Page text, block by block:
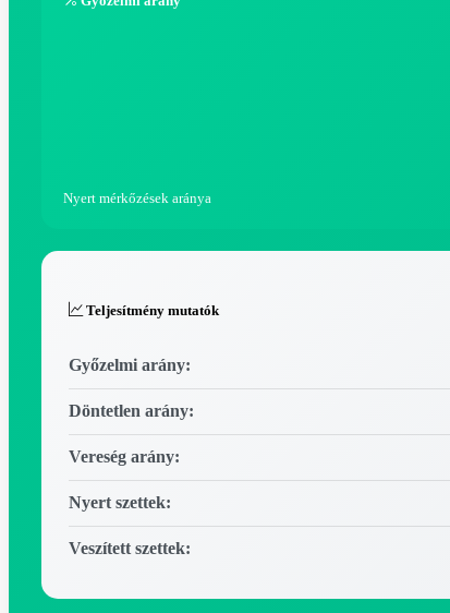
Nyert mérkőzések aránya
Teljesítmény mutatók
Győzelmi arány:
Döntetlen arány:
Vereség arány:
Nyert szettek:
Veszített szettek: